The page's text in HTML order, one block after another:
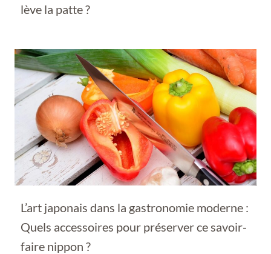
lève la patte ?
L’art japonais dans la gastronomie moderne :
Quels accessoires pour préserver ce savoir-
faire nippon ?